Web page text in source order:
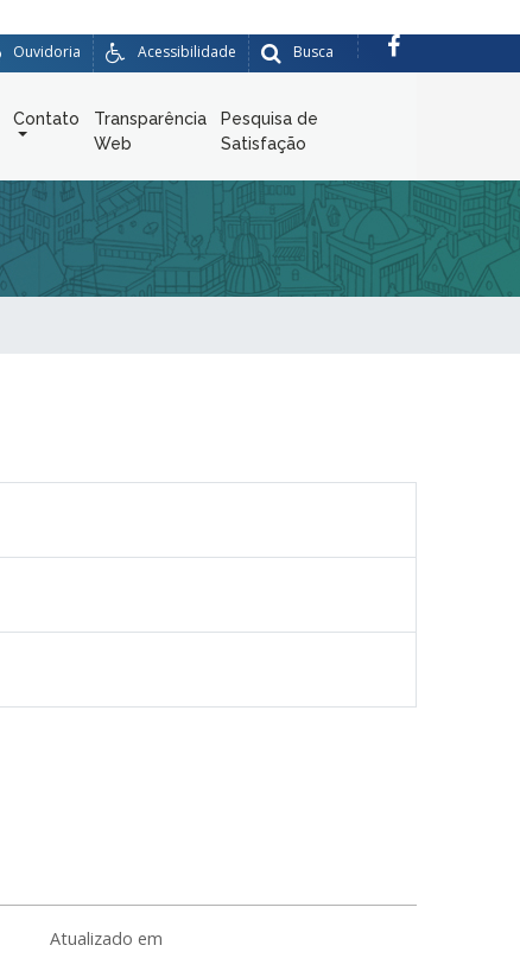
Busca
Acessibilidade
Ouvidoria
Contato
Transparência
Web
Pesquisa de
Satisfação
Atualizado em